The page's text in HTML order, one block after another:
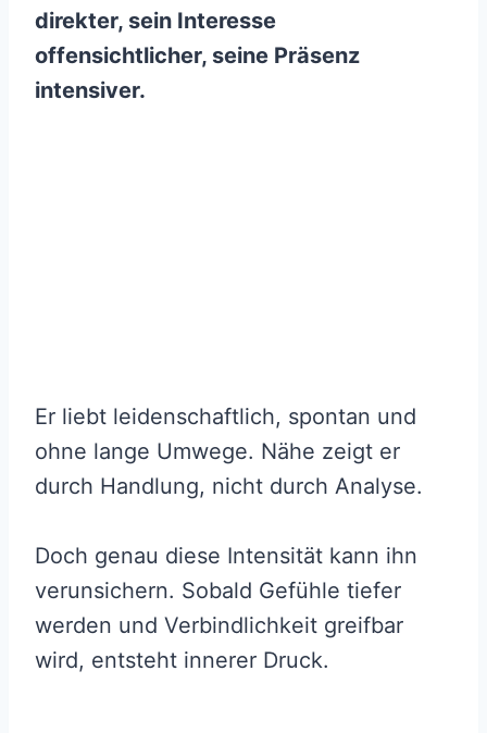
direkter, sein Interesse
offensichtlicher, seine Präsenz
intensiver.
Er liebt leidenschaftlich, spontan und
ohne lange Umwege. Nähe zeigt er
durch Handlung, nicht durch Analyse.
Doch genau diese Intensität kann ihn
verunsichern. Sobald Gefühle tiefer
werden und Verbindlichkeit greifbar
wird, entsteht innerer Druck.